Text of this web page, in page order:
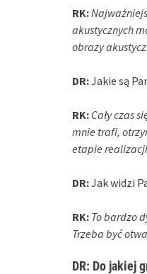
RK:
akustycznych
obrazy
DR:Jakie są
RK: Cały czas
mnie trafi,
etapie
DR:Jak widzi
RK: To bardzo
Trzeba być
DR: Do jakiej